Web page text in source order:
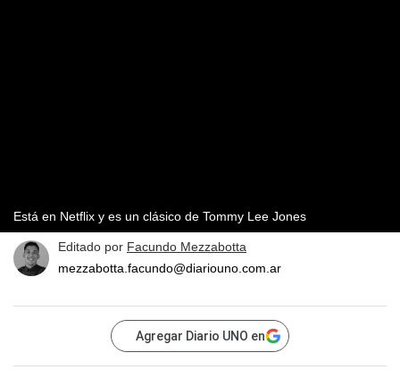
Está en Netflix y es un clásico de Tommy Lee Jones
Editado por Facundo Mezzabotta
mezzabotta.facundo@diariouno.com.ar
Agregar Diario UNO en